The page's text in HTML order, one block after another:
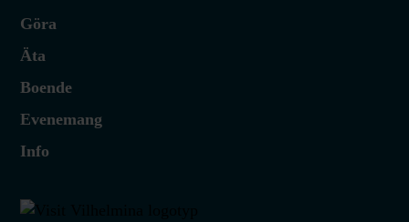
Göra
Äta
Boende
Evenemang
Info